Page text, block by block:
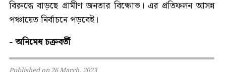
বিরুদ্ধে বাড়ছে গ্রামীণ জনতার বিক্ষোভ। এর প্রতিফলন আসন্ন
পঞ্চায়েত নির্বাচনে পড়বেই।
- অনিমেষ চক্রবর্তী